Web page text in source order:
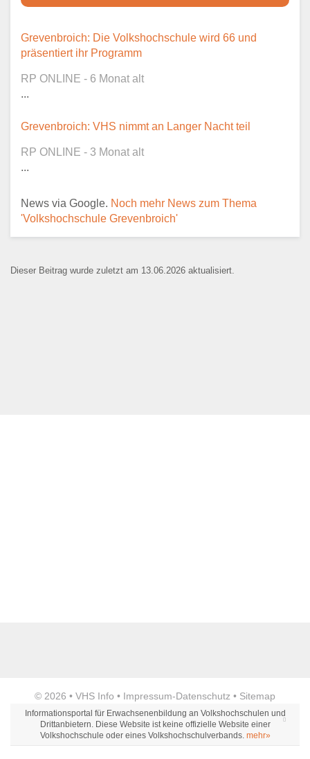
Dieser Teil dient lediglich zur
Kontaktaufnahme und ist nicht
E-Mail*
Grevenbroich: Die Volkshochschule wird 66 und
präsentiert ihr Programm
RP ONLINE - 6 Monat alt
...
Grevenbroich: VHS nimmt an Langer Nacht teil
RP ONLINE - 3 Monat alt
...
News via Google. Noch mehr News zum Thema
'Volkshochschule Grevenbroich'
Dieser Beitrag wurde zuletzt am 13.06.2026 aktualisiert.
© 2026 • VHS Info • Impressum-Datenschutz • Sitemap
Informationsportal für Erwachsenenbildung an Volkshochschulen und
Drittanbietern. Diese Website ist keine offizielle Website einer
Volkshochschule oder eines Volkshochschulverbands. mehr»